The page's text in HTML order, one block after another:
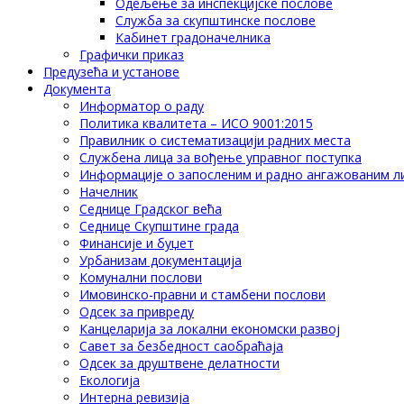
Одељење за инспекцијске послове
Служба за скупштинске послове
Кабинет градоначелника
Графички приказ
Предузећа и установе
Документа
Информатор о раду
Политика квалитета – ИСО 9001:2015
Правилник о систематизацији радних места
Службена лица за вођење управног поступка
Информације о запосленим и радно ангажованим
Начелник
Седнице Градског већа
Седнице Скупштине града
Финансије и буџет
Урбанизам документација
Комунални послови
Имовинско-правни и стамбени послови
Одсек за привреду
Канцеларија за локални економски развој
Савет за безбедност саобраћаја
Одсек за друштвене делатности
Eкологија
Интерна ревизија